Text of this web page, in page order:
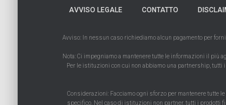
AVVISO LEGALE CONTATTO
Avviso: In nessun caso richiediamo alcun pagamento per
Nota: Ci impegniamo a mantenere tutte le informazioni il
Per le istituzioni con cui non abbiamo una partnership, tutti
Considerazioni: Facciamo ogni sforzo per mantenere tutte
specifico. Nel caso di istituzioni non partner, tutti i prodotti